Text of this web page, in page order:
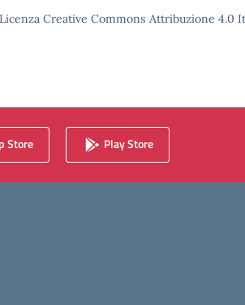
Creative Commons Attribuzione 4.0
Store Play Store